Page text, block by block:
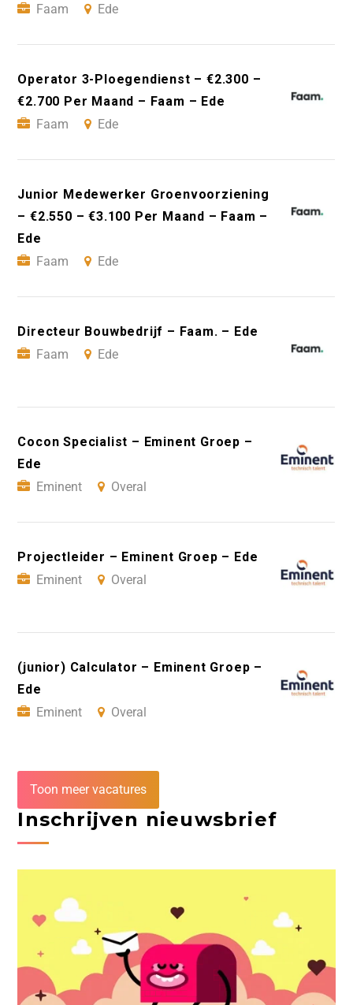
Faam
Ede
Operator 3-Ploegendienst – €2.300 –
€2.700 Per Maand – Faam – Ede
Faam
Ede
Junior Medewerker Groenvoorziening
– €2.550 – €3.100 Per Maand – Faam –
Ede
Faam
Ede
Directeur Bouwbedrijf – Faam. – Ede
Faam
Ede
Cocon Specialist – Eminent Groep –
Ede
Eminent
Overal
Projectleider – Eminent Groep – Ede
Eminent
Overal
(junior) Calculator – Eminent Groep –
Ede
Eminent
Overal
Toon meer vacatures
Inschrijven nieuwsbrief